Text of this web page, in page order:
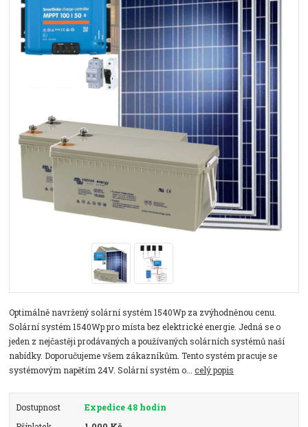
Optimálně navržený solární systém 1540Wp za zvýhodněnou cenu.
Solární systém 1540Wp pro místa bez elektrické energie. Jedná se o
jeden z nejčastěji prodávaných a používaných solárních systémů naší
nabídky. Doporučujeme všem zákazníkům. Tento systém pracuje se
systémovým napětím 24V. Solární systém o...celý popis
Dostupnost
Expedice 48 hodin